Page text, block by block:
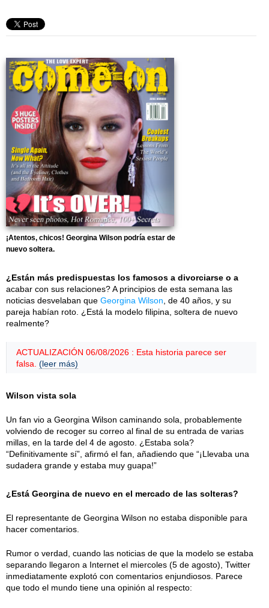
¡Atentos, chicos! Georgina Wilson podría estar de
nuevo soltera.
¿Están más predispuestas los famosos a divorciarse o a
acabar con sus relaciones? A principios de esta semana las
noticias desvelaban que Georgina Wilson , de 40 años, y su
pareja habían roto. ¿Está la modelo filipina, soltera de nuevo
realmente?
ACTUALIZACIÓN 06/08/2026 : Esta historia parece ser
falsa. (leer más)
Wilson vista sola
Un fan vio a Georgina Wilson caminando sola, probablemente
volviendo de recoger su correo al final de su entrada de varias
millas, en la tarde del 4 de agosto. ¿Estaba sola?
“Definitivamente sí”, afirmó el fan, añadiendo que “¡Llevaba una
sudadera grande y estaba muy guapa!”
¿Está Georgina de nuevo en el mercado de las solteras?
El representante de Georgina Wilson no estaba disponible para
hacer comentarios.
Rumor o verdad, cuando las noticias de que la modelo se estaba
separando llegaron a Internet el miercoles (5 de agosto), Twitter
inmediatamente explotó con comentarios enjundiosos. Parece
que todo el mundo tiene una opinión al respecto: